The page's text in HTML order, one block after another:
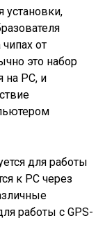
установки,
от
это набор
на PC, и
для работы
к PC через
работы с GPS-